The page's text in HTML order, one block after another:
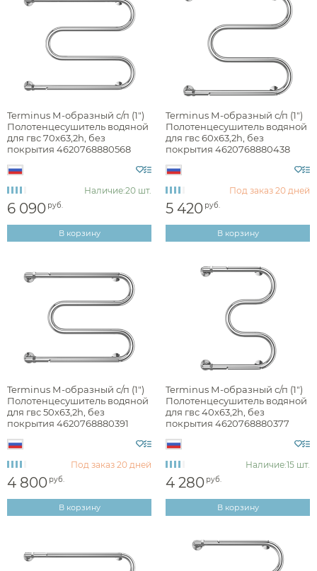
Terminus М-образный с/п (1")
Полотенцесушитель водяной
для гвс 70x63,2h, без
покрытия 4620768880568
Наличие:20 шт.
6 090 руб.
В корзину
Terminus М-образный с/п (1")
Полотенцесушитель водяной
для гвс 60x63,2h, без
покрытия 4620768880438
Под заказ 20 дней
5 420 руб.
В корзину
Terminus М-образный с/п (1")
Полотенцесушитель водяной
для гвс 50x63,2h, без
покрытия 4620768880391
Под заказ 20 дней
4 800 руб.
В корзину
Terminus М-образный с/п (1")
Полотенцесушитель водяной
для гвс 40x63,2h, без
покрытия 4620768880377
Наличие:15 шт.
4 280 руб.
В корзину